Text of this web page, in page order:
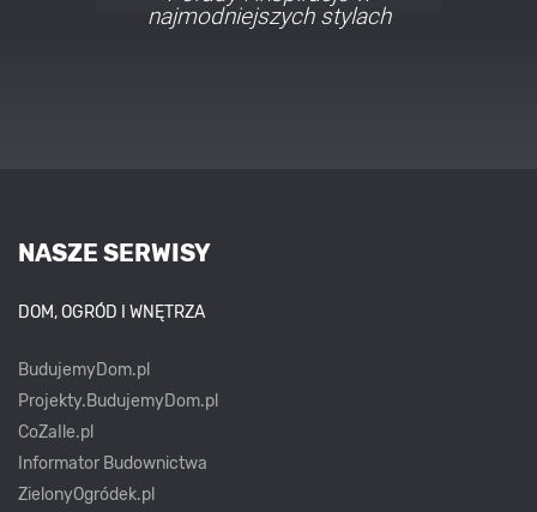
najmodniejszych stylach
NASZE SERWISY
DOM, OGRÓD I WNĘTRZA
BudujemyDom.pl
Projekty.BudujemyDom.pl
CoZaIle.pl
Informator Budownictwa
ZielonyOgródek.pl